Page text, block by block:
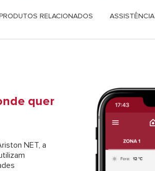
RELACIONADOS ASSISTÊNCIA
quer
NET, a